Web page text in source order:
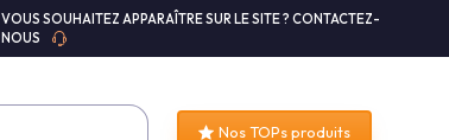
VOUS SOUHAITEZ APPARAÎTRE SUR LE SITE ? CONTACTEZ-
NOUS
Nos TOPs produits